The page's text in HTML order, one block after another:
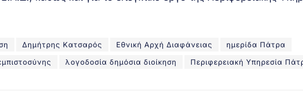
Δημήτρης Κατσαρός Εθνική Αρχή Διαφάνειας
ημερίδα Πάτρα
λογοδοσία δημόσια διοίκηση Περιφερειακή Υπηρεσία